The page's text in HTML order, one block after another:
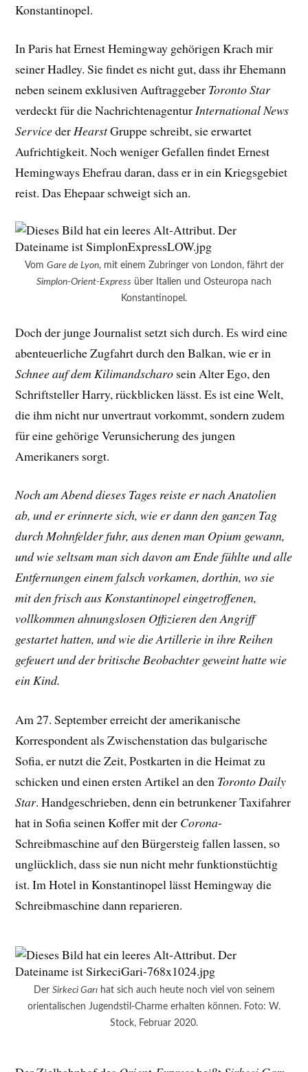
Konstantinopel.
In Paris hat Ernest Hemingway gehörigen Krach mir
seiner Hadley. Sie findet es nicht gut, dass ihr Ehemann
neben seinem exklusiven Auftraggeber Toronto Star
verdeckt für die NachrichtenagenturInternational News
ServicederHearstGruppe schreibt, sie erwartet
Aufrichtigkeit. Noch weniger Gefallen findet Ernest
Hemingways Ehefrau daran, dass er in ein Kriegsgebiet
reist. Das Ehepaar schweigt sich an.
Vom Gare de Lyon, mit einem Zubringer von London, fährt der
Simplon-Orient-Express über Italien und Osteuropa nach
Konstantinopel.
Doch der junge Journalist setzt sich durch. Es wird eine
abenteuerliche Zugfahrt durch den Balkan, wie er in
Schnee auf dem Kilimandscharo sein Alter Ego, den
Schriftsteller Harry, rückblicken lässt. Es ist eine Welt,
die ihm nicht nur unvertraut vorkommt, sondern zudem
für eine gehörige Verunsicherung des jungen
Amerikaners sorgt.
Noch am Abend dieses Tages reiste er nach Anatolien
ab, und er erinnerte sich, wie er dann den ganzen Tag
durch Mohnfelder fuhr, aus denen man Opium gewann,
und wie seltsam man sich davon am Ende fühlte und alle
Entfernungen einem falsch vorkamen, dorthin, wo sie
mit den frisch aus Konstantinopel eingetroffenen,
vollkommen ahnungslosen Offizieren den Angriff
gestartet hatten, und wie die Artillerie in ihre Reihen
gefeuert und der britische Beobachter geweint hatte wie
ein Kind.
Am 27. September erreicht der amerikanische
Korrespondent als Zwischenstation das bulgarische
Sofia, er nutzt die Zeit, Postkarten in die Heimat zu
schicken und einen ersten Artikel an den Toronto Daily
Star. Handgeschrieben, denn ein betrunkener Taxifahrer
hat in Sofia seinen Koffer mit der Corona-
Schreibmaschine auf den Bürgersteig fallen lassen, so
unglücklich, dass sie nun nicht mehr funktionstüchtig
ist. Im Hotel in Konstantinopel lässt Hemingway die
Schreibmaschine dann reparieren.
Der Sirkeci Garıhat sich auch heute noch viel von seinem
orientalischen Jugendstil-Charme erhalten können. Foto: W.
Stock, Februar 2020.